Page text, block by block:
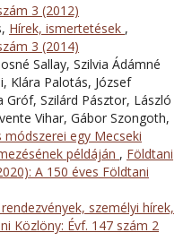
3 (2012)
Hírek, ismertetések ,
3 (2014)
Sallay, Szilvia Ádámné
Klára Palotás, József
Gróf, Szilárd Pásztor, László
Vihar, Gábor Szongoth,
egy Mecseki
példáján , Földtani
A 150 éves Földtani
személyi hírek,
Közlöny: Évf. 147 szám 2